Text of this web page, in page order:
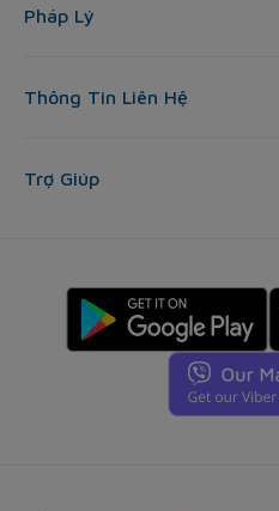
Pháp Lý
Thông Tin Liên Hệ
Trợ Giúp